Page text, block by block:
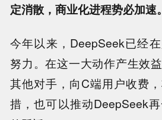
定消散，商业化进程势必加速。
今年以来，DeepSeek已经
努力。在这一大动作产生效
其他对手，向C端用户收费
措，也可以推动DeepSeek